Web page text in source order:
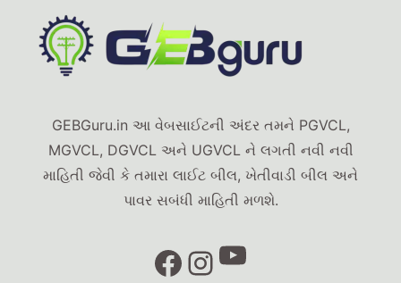
GEBGuru.in આ વેબસાઈટની અંદર તમને PGVCL,
MGVCL, DGVCL અને UGVCL ને લગતી નવી નવી
માહિતી જેવી કે તમારા લાઈટ બીલ, ખેતીવાડી બીલ અને
પાવર સબંધી માહિતી મળશે.
Facebook
Instagram
YouTube